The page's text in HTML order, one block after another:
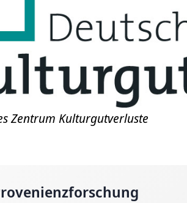
Zentrum Kulturgutverluste